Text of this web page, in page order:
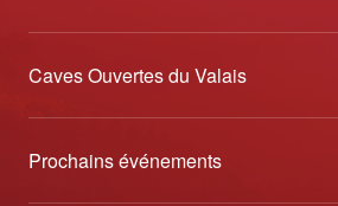
Caves Ouvertes du Valais
À propos
Partenaires
Prochains événements